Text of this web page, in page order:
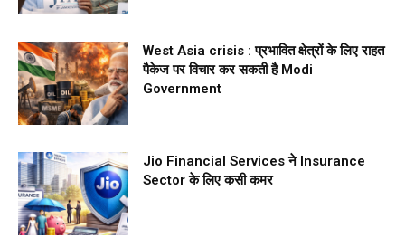
West Asia crisis : प्रभावित क्षेत्रों के लिए राहत
पैकेज पर विचार कर सकती है Modi
Government
Jio Financial Services ने Insurance
Sector के लिए कसी कमर